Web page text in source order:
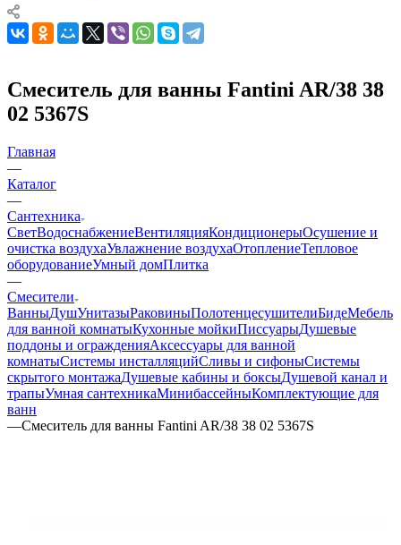
Смеситель для ванны Fantini AR/38 38
02 5367S
Главная
—
Каталог
—
Сантехника
СветВодоснабжениеВентиляцияКондиционерыОсушение и
очистка воздухаУвлажнение воздухаОтоплениеТепловое
оборудованиеУмный домПлитка
—
Смесители
ВанныДушУнитазыРаковиныПолотенцесушителиБидеМебель
для ванной комнатыКухонные мойкиПиссуарыДушевые
поддоны и огражденияАксессуары для ванной
комнатыСистемы инсталляцийСливы и сифоныСистемы
скрытого монтажаДушевые кабины и боксыДушевой канал и
трапыУмная сантехникаМинибассейныКомплектующие для
ванн
—Смеситель для ванны Fantini AR/38 38 02 5367S